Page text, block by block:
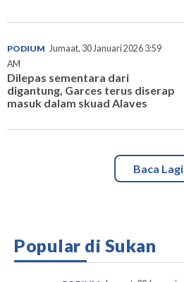
PODIUM Jumaat, 30 Januari 2026 3:59
AM
Dilepas sementara dari
digantung, Garces terus diserap
masuk dalam skuad Alaves
Baca Lagi
Popular di Sukan